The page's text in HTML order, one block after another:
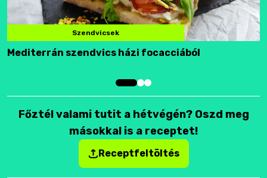
Szendvicsek
Mediterrán szendvics házi focacciából
Főztél valami tutit a hétvégén? Oszd meg
másokkal is a receptet!
Receptfeltöltés